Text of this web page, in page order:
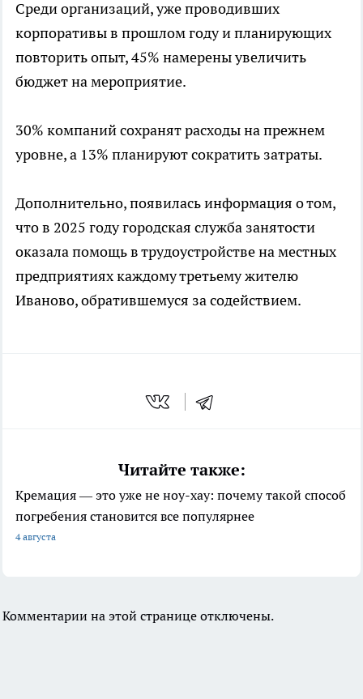
Среди организаций, уже проводивших
корпоративы в прошлом году и планирующих
повторить опыт, 45% намерены увеличить
бюджет на мероприятие.
30% компаний сохранят расходы на прежнем
уровне, а 13% планируют сократить затраты.
Дополнительно, появилась информация о том,
что в 2025 году городская служба занятости
оказала помощь в трудоустройстве на местных
предприятиях каждому третьему жителю
Иваново, обратившемуся за содействием.
Читайте также:
Кремация — это уже не ноу-хау: почему такой способ
погребения становится все популярнее
4 августа
Комментарии на этой странице отключены.